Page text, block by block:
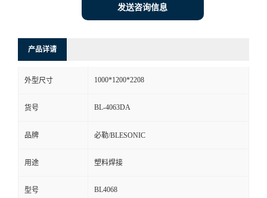
发送咨询信息
产品详请
外型尺寸 1000*1200*2208
货号 BL-4063DA
品牌 必勒/BLESONIC
用途 塑料焊接
型号 BL4068